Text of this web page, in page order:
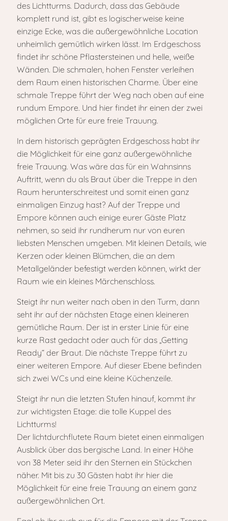
des Lichtturms. Dadurch, dass das Gebäude
komplett rund ist, gibt es logischerweise keine
einzige Ecke, was die außergewöhnliche Location
unheimlich gemütlich wirken lässt. Im Erdgeschoss
findet ihr schöne Pflastersteinen und helle, weiße
Wänden. Die schmalen, hohen Fenster verleihen
dem Raum einen historischen Charme. Über eine
schmale Treppe führt der Weg nach oben auf eine
rundum Empore. Und hier findet ihr einen der zwei
möglichen Orte für eure freie Trauung.
In dem historisch geprägten Erdgeschoss habt ihr
die Möglichkeit für eine ganz außergewöhnliche
freie Trauung. Was wäre das für ein Wahnsinns
Auftritt, wenn du als Braut über die Treppe in den
Raum herunterschreitest und somit einen ganz
einmaligen Einzug hast? Auf der Treppe und
Empore können auch einige eurer Gäste Platz
nehmen, so seid ihr rundherum nur von euren
liebsten Menschen umgeben. Mit kleinen Details, wie
Kerzen oder kleinen Blümchen, die an dem
Metallgeländer befestigt werden können, wirkt der
Raum wie ein kleines Märchenschloss.
Steigt ihr nun weiter nach oben in den Turm, dann
seht ihr auf der nächsten Etage einen kleineren
gemütliche Raum. Der ist in erster Linie für eine
kurze Rast gedacht oder auch für das „Getting
Ready“ der Braut. Die nächste Treppe führt zu
einer weiteren Empore. Auf dieser Ebene befinden
sich zwei WCs und eine kleine Küchenzeile.
Steigt ihr nun die letzten Stufen hinauf, kommt ihr
zur wichtigsten Etage: die tolle Kuppel des
Lichtturms!
Der lichtdurchflutete Raum bietet einen einmaligen
Ausblick über das bergische Land. In einer Höhe
von 38 Meter seid ihr den Sternen ein Stückchen
näher. Mit bis zu 30 Gästen habt ihr hier die
Möglichkeit für eine freie Trauung an einem ganz
außergewöhnlichen Ort.